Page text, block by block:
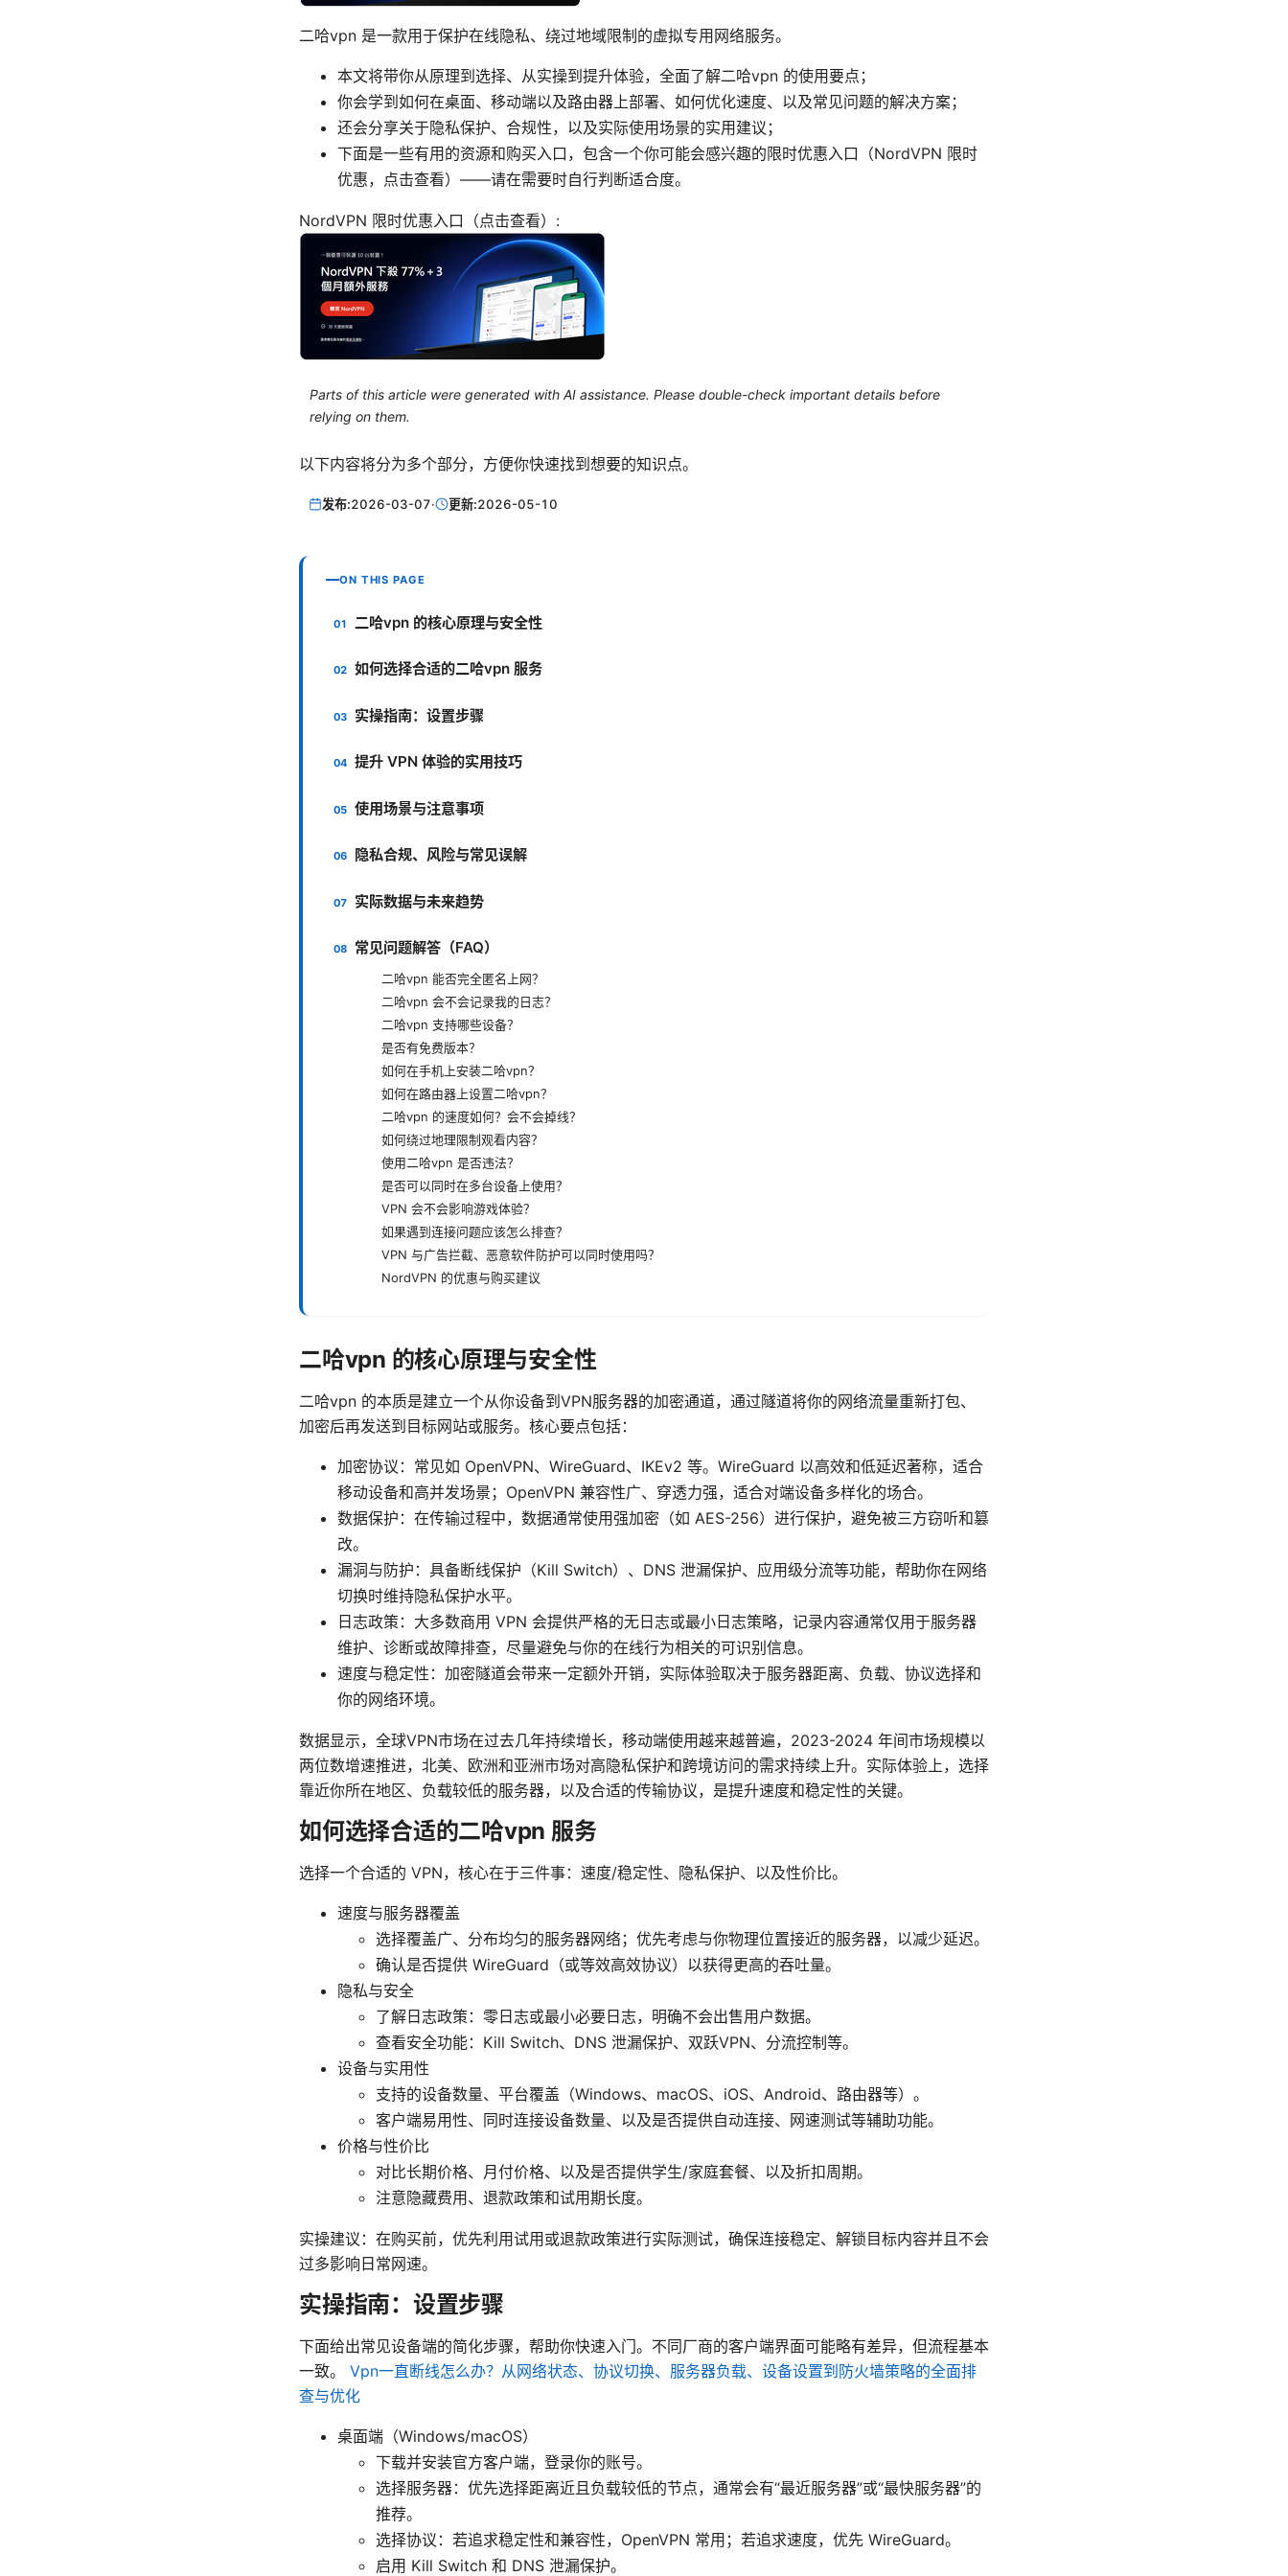
二哈vpn 是一款用于保护在线隐私、绕过地域限制的虚拟专用网络服务。
本文将带你从原理到选择、从实操到提升体验，全面了解二哈vpn 的使用要点；
你会学到如何在桌面、移动端以及路由器上部署、如何优化速度、以及常见问题的解决方案；
还会分享关于隐私保护、合规性，以及实际使用场景的实用建议；
下面是一些有用的资源和购买入口，包含一个你可能会感兴趣的限时优惠入口（NordVPN 限时
优惠，点击查看）——请在需要时自行判断适合度。
NordVPN 限时优惠入口（点击查看）:
Parts of this article were generated with AI assistance. Please double-check important details before
relying on them.
以下内容将分为多个部分，方便你快速找到想要的知识点。
发布:2026-03-07· 更新:2026-05-10
ON THIS PAGE
二哈vpn 的核心原理与安全性
如何选择合适的二哈vpn 服务
实操指南：设置步骤
提升 VPN 体验的实用技巧
使用场景与注意事项
隐私合规、风险与常见误解
实际数据与未来趋势
常见问题解答（FAQ）
二哈vpn 能否完全匿名上网？
二哈vpn 会不会记录我的日志？
二哈vpn 支持哪些设备？
是否有免费版本？
如何在手机上安装二哈vpn？
如何在路由器上设置二哈vpn？
二哈vpn 的速度如何？会不会掉线？
如何绕过地理限制观看内容？
使用二哈vpn 是否违法？
是否可以同时在多台设备上使用？
VPN 会不会影响游戏体验？
如果遇到连接问题应该怎么排查？
VPN 与广告拦截、恶意软件防护可以同时使用吗？
NordVPN 的优惠与购买建议
二哈vpn 的核心原理与安全性
二哈vpn 的本质是建立一个从你设备到VPN服务器的加密通道，通过隧道将你的网络流量重新打包、
加密后再发送到目标网站或服务。核心要点包括：
加密协议：常见如 OpenVPN、WireGuard、IKEv2 等。WireGuard 以高效和低延迟著称，适合
移动设备和高并发场景；OpenVPN 兼容性广、穿透力强，适合对端设备多样化的场合。
数据保护：在传输过程中，数据通常使用强加密（如 AES-256）进行保护，避免被三方窃听和篡
改。
漏洞与防护：具备断线保护（Kill Switch）、DNS 泄漏保护、应用级分流等功能，帮助你在网络
切换时维持隐私保护水平。
日志政策：大多数商用 VPN 会提供严格的无日志或最小日志策略，记录内容通常仅用于服务器
维护、诊断或故障排查，尽量避免与你的在线行为相关的可识别信息。
速度与稳定性：加密隧道会带来一定额外开销，实际体验取决于服务器距离、负载、协议选择和
你的网络环境。
数据显示，全球VPN市场在过去几年持续增长，移动端使用越来越普遍，2023-2024 年间市场规模以
两位数增速推进，北美、欧洲和亚洲市场对高隐私保护和跨境访问的需求持续上升。实际体验上，选择
靠近你所在地区、负载较低的服务器，以及合适的传输协议，是提升速度和稳定性的关键。
如何选择合适的二哈vpn 服务
选择一个合适的 VPN，核心在于三件事：速度/稳定性、隐私保护、以及性价比。
速度与服务器覆盖
选择覆盖广、分布均匀的服务器网络；优先考虑与你物理位置接近的服务器，以减少延迟。
确认是否提供 WireGuard（或等效高效协议）以获得更高的吞吐量。
隐私与安全
了解日志政策：零日志或最小必要日志，明确不会出售用户数据。
查看安全功能：Kill Switch、DNS 泄漏保护、双跃VPN、分流控制等。
设备与实用性
支持的设备数量、平台覆盖（Windows、macOS、iOS、Android、路由器等）。
客户端易用性、同时连接设备数量、以及是否提供自动连接、网速测试等辅助功能。
价格与性价比
对比长期价格、月付价格、以及是否提供学生/家庭套餐、以及折扣周期。
注意隐藏费用、退款政策和试用期长度。
实操建议：在购买前，优先利用试用或退款政策进行实际测试，确保连接稳定、解锁目标内容并且不会
过多影响日常网速。
实操指南：设置步骤
下面给出常见设备端的简化步骤，帮助你快速入门。不同厂商的客户端界面可能略有差异，但流程基本
一致。 Vpn一直断线怎么办？从网络状态、协议切换、服务器负载、设备设置到防火墙策略的全面排
查与优化
桌面端（Windows/macOS）
下载并安装官方客户端，登录你的账号。
选择服务器：优先选择距离近且负载较低的节点，通常会有“最近服务器”或“最快服务器”的
推荐。
选择协议：若追求稳定性和兼容性，OpenVPN 常用；若追求速度，优先 WireGuard。
启用 Kill Switch 和 DNS 泄漏保护。